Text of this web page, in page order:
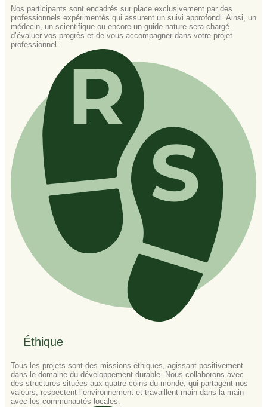
Nos participants sont encadrés sur place exclusivement par des
professionnels expérimentés qui assurent un suivi approfondi. Ainsi, un
médecin, un scientifique ou encore un guide nature sera chargé
d’évaluer vos progrès et de vous accompagner dans votre projet
professionnel.
Éthique
Tous les projets sont des missions éthiques, agissant positivement
dans le domaine du développement durable. Nous collaborons avec
des structures situées aux quatre coins du monde, qui partagent nos
valeurs, respectent l’environnement et travaillent main dans la main
avec les communautés locales.